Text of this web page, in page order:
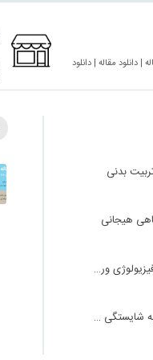
دانلود مقاله | دانلود
بدنی
هیجانی
دانلود پاورپوینت نقش فیزیولوژی ورزش در سالمندان
دانلود پاورپوینت مصاحبه شایستگی محور